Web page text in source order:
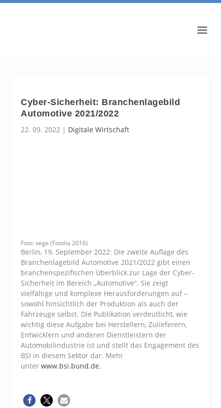
Cyber-Sicherheit: Branchenlagebild
Automotive 2021/2022
22. 09. 2022 | Digitale Wirtschaft
Foto: vege (Fotolia 2016)
Berlin, 19. September 2022: Die zweite Auflage des
Branchenlagebild Automotive 2021/2022 gibt einen
branchenspezifischen Überblick zur Lage der Cyber-
Sicherheit im Bereich „Automotive“. Sie zeigt
vielfältige und komplexe Herausforderungen auf –
sowohl hinsichtlich der Produktion als auch der
Fahrzeuge selbst. Die Publikation verdeutlicht, wie
wichtig diese Aufgabe bei Herstellern, Zulieferern,
Entwicklern und anderen Dienstleistern der
Automobilindustrie ist und stellt das Engagement des
BSI in diesem Sektor dar. Mehr
unterwww.bsi.bund.de.